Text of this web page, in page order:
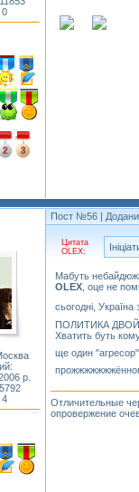
0
р.
4
Пост №56 |
Цитата
OLEX:
Мабуть
OLEX , оце не
сьогодні,
ПОЛИТИКА
Хватить буть
ще один
Отличительные
опровержение